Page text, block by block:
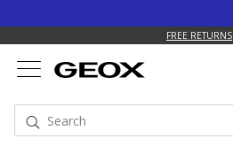
FREE RETURNS